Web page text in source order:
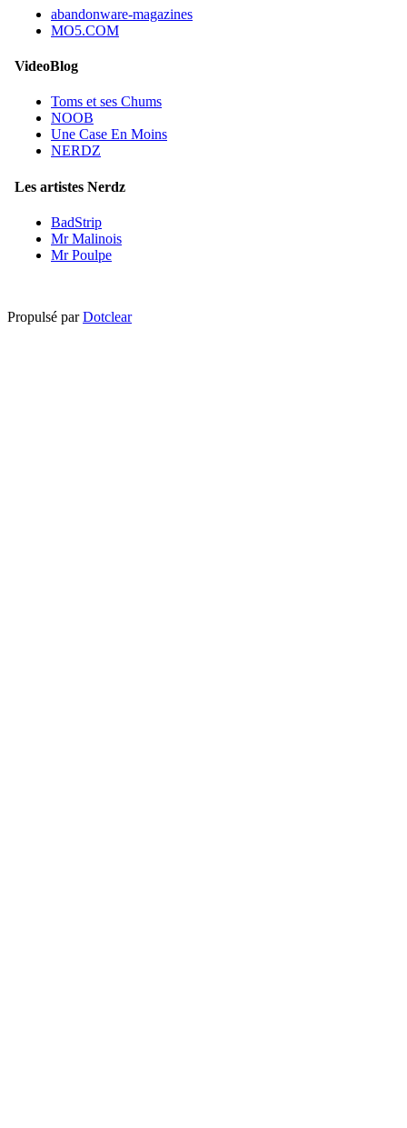
abandonware-magazines
MO5.COM
VideoBlog
Toms et ses Chums
NOOB
Une Case En Moins
NERDZ
Les artistes Nerdz
BadStrip
Mr Malinois
Mr Poulpe
Propulsé parDotclear